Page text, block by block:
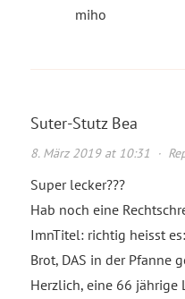
miho
Suter-Stutz Bea
8. März 2019 at 10:31 ·
Super lecker???
Hab noch eine
ImnTitel: richtig heisst es:
Brot, DAS in der Pfanne
Herzlich, eine 66 jährige